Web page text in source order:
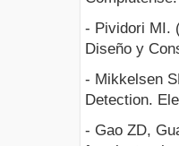
- Pividori MI.
Diseño y
- Mikkelsen
Detection.
- Gao ZD,